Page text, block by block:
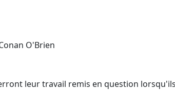
O'Brien
leur travail remis en question